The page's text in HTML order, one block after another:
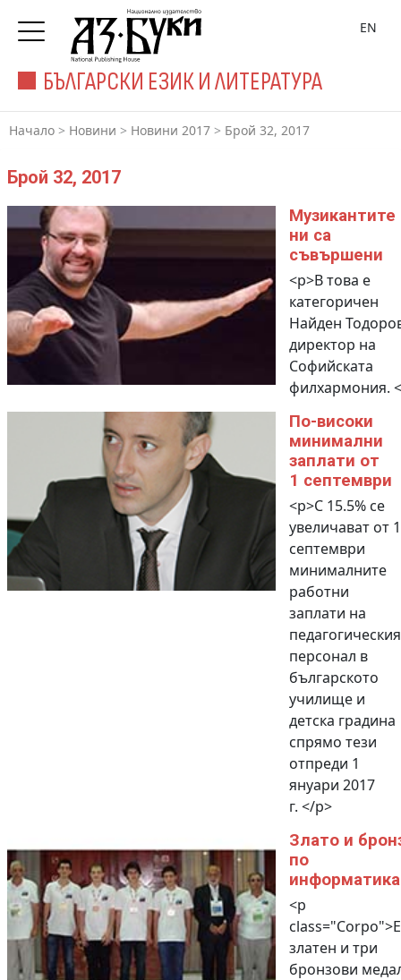
БЪЛГАРСКИ ЕЗИК И ЛИТЕРАТУРА
EN
Начало > Новини > Новини 2017 > Брой 32, 2017
Брой 32, 2017
Музикантите
ни са
съвършени
<p>В това е
категоричен
Найден
директор на
Софийската
филхармония.
По-високи
минимални
заплати от
1 септември
<p>С 15.5% се
увеличават от 1
септември
минималните
работни
заплати на
педагогическия
персонал в
българското
училище и
детска градина
спрямо тези
отпреди 1
януари 2017
г. </p>
Злато и
по
информатика
<p
златен и три
бронзови